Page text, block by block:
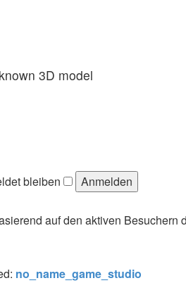
3D model
bleiben
auf den aktiven Besuchern
no_name_game_studio